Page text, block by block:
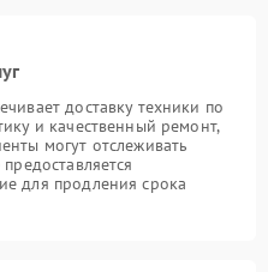
доставку техники по
и качественный ремонт,
могут отслеживать
для продления срока